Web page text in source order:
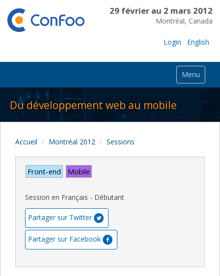
29 février au 2 mars 2012
Montréal, Canada
Login English
Menu
Du développement web au mobile
Accueil Montréal 2012 Sessions
Front-end Mobile
Session en Français - Débutant
Partager sur Twitter
Partager sur Facebook